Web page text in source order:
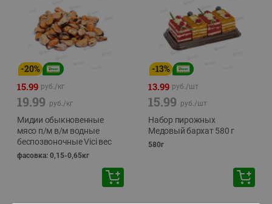
-20%
15.99 руб./кг
19.99 руб./кг
Мидии обыкновенные
мясо п/м в/м водные
беспозвоночные Vici вес
фасовка: 0,15-0,65кг
-13%
13.99 руб./шт
15.99 руб./шт
Набор пирожных
Медовый бархат 580 г
580г